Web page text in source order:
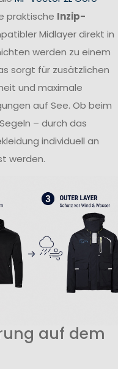
praktische Inzip-
Midlayer direkt in
werden zu einem
sorgt für zusätzlichen
und maximale
auf See. Ob beim
– durch das
individuell an
werden.
auf dem